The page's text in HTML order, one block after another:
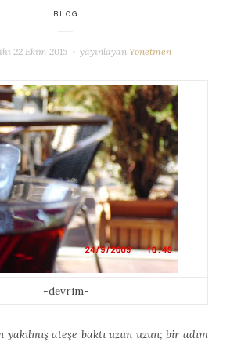
BLOG
22 Ekim 2015 yayınlayanYönetmen
-devrim-
yakılmış ateşe baktı uzun uzun; bir adım